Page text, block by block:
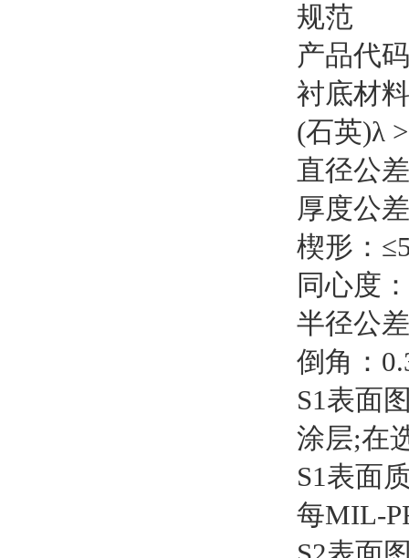
规范
产品代
衬底材
(石英)λ
直径公
厚度公
楔形：
同心度
半径公
倒角：
S1表面
涂层;在
S1表面
每MIL-